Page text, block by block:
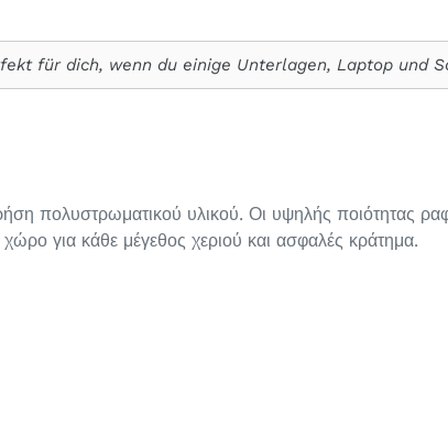
für dich, wenn du einige Unterlagen, Laptop und
πολυστρωματικού υλικού. Οι υψηλής ποιότητας
για κάθε μέγεθος χεριού και ασφαλές κράτημα.